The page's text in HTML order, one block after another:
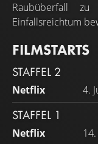
Raubüberfall zu
Einfallsreichtum
FILMSTARTS
STAFFEL 2
Netflix 4.
STAFFEL 1
Netflix